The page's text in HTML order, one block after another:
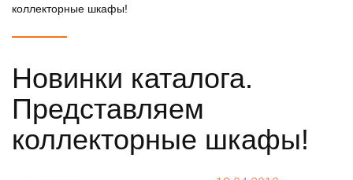
коллекторные шкафы!
Новинки каталога.
Представляем
коллекторные шкафы!